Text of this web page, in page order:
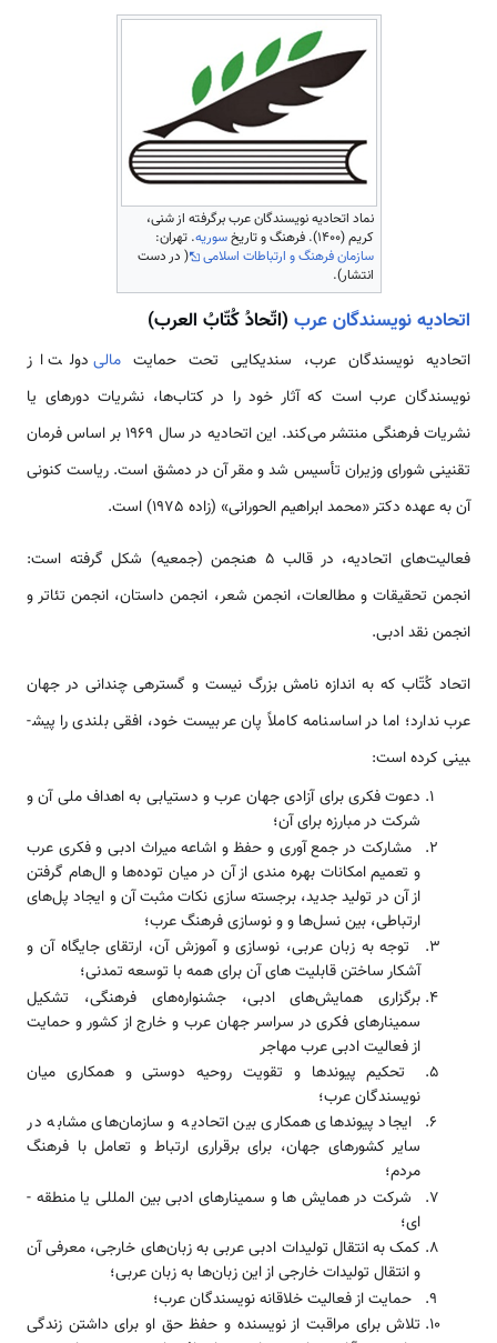
نماد اتحادیه نویسندگان عرب برگرفته از شنی،
کریم (۱۴۰۰). فرهنگ و تاریخ
سوریه. تهران:
سازمان فرهنگ و ارتباطات اسلامی
( در دست
انتشار).
اتحادیه نویسندگان عرب (اتّحادُ کُتّابُ العرب)
اتحادیه نویسندگان عرب، سندیکایی تحت حمایت مالی دولت از
نویسندگان عرب ‌‌‌‌است که آثار خود را در کتاب­‌‌ها، نشریات دوره­ای یا
نشریات فرهنگی منتشر می‌کند. این اتحادیه در سال 1969 بر اساس فرمان
تقنینی شورای وزیران تأسیس شد و مقر آن در دمشق ‌‌‌‌است. ریاست کنونی
آن به عهده دکتر «محمد ابراهیم الحورانی» (زاده 1975) ‌‌‌‌است.
فعالیت­‌‌های اتحادیه، در قالب 5 هنجمن (جمعیه) شکل گرفته ‌‌‌‌است:
انجمن تحقیقات و مطالعات، انجمن شعر، انجمن د‌‌‌‌استان، انجمن تئاتر و
انجمن نقد ادبی.
اتحاد کُتّاب که به ‌‌‌‌‌اندازه نامش بزرگ نیست و گستره­ی چندانی در ‌‌‌جهان
عرب ندارد؛ اما در اساسنامه کاملاً پان عربیست خود، افقی بلندی را پیش­
بینی کرده ‌‌‌‌است:
دعوت فکری برای آزادی ‌‌‌جهان عرب و دستیابی به اهداف ملی آن و
شرکت در مبارزه برای آن؛
مشارکت در جمع آوری و حفظ و اشاعه میراث ادبی و فکری عرب
و تعمیم امکانات بهره ­مندی از آن در میان توده­‌‌ها و ال‌‌هام گرفتن
از آن در تولید جدید، برجسته سازی نکات مثبت آن و ایجاد پل­‌‌های
ارتباطی، بین نسل­‌‌ها و و نوسازی فرهنگ عرب؛
توجه به زبان عربی، نوسازی و آموزش آن، ارتقای جایگاه آن و
آشکار ساختن قابلیت ‌‌های آن برای همه با توسعه تمدنی؛
برگزاری همایش­‌‌های ادبی، جشنواره­‌‌های فرهنگی، تشکیل
سمینار‌‌های فکری در سراسر ‌‌‌جهان عرب و خارج از کشور و حمایت
از فعالیت ادبی عرب مهاجر
تحکیم پیوند‌‌ها و تقویت روحیه دوستی و همکاری میان
نویسندگان عرب؛
ایجاد پیوند‌‌های همکاری بین اتحادیه و سازمان­‌‌های مشابه در
سایر کشور‌‌های ‌‌‌جهان، برای برقراری ارتباط و تعامل با فرهنگ
مردم؛
شرکت در همایش ‌‌ها و سمینار‌‌های ادبی بین المللی یا منطقه ­
ای؛
کمک به انتقال تولیدات ادبی عربی به زبان­‌‌های خارجی، معرفی آن
و انتقال تولیدات خارجی از این زبان­‌‌ها به زبان عربی؛
حمایت از فعالیت خلاقانه نویسندگان عرب؛
تلاش برای مراقبت از نویسنده و حفظ حق او برای داشتن زندگی